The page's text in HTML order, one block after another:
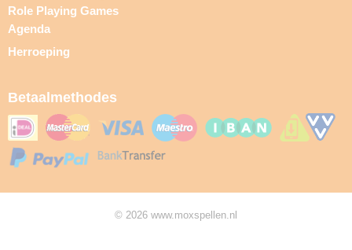
Role Playing Games
Agenda
Herroeping
Betaalmethodes
© 2026 www.moxspellen.nl